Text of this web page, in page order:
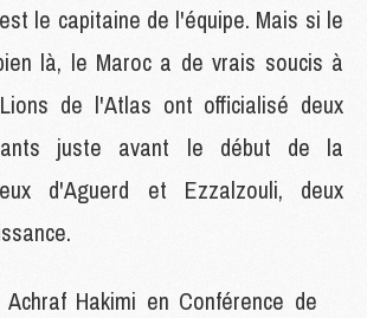
le capitaine de l'équipe. Mais si le
là, le Maroc a de vrais soucis à
de l'Atlas ont officialisé deux
juste avant le début de la
d'Aguerd et Ezzalzouli, deux
Hakimi en Conférence de